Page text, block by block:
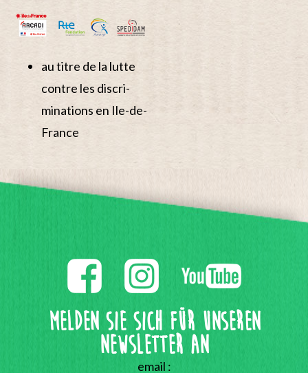
au titre de la lutte
contre les discri-
minations en Ile-de-
France
Melden Sie sich für unseren
Newsletter an
email :